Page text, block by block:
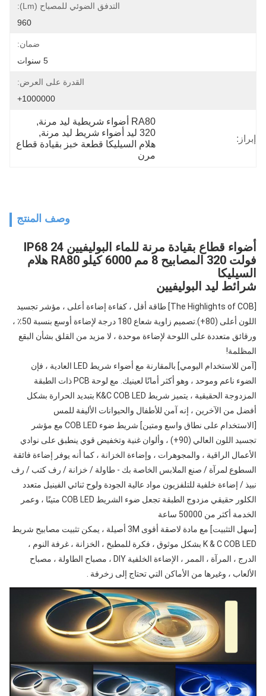
التدفق الضوئي للمصباح (lm):
960
ضمان:
5 سنوات
القدرة على العرض:
1000000+
إبراز:
RA80 أضواء شريطية ليد مرنة
,
320 ليد أضواء شريط ليد مرنة
,
هلام السيليكا قطعة خبز بقيادة قطاع
مرن
وصف المنتج
أضواء قطاع بقيادة مرنة للماء البوليفيين IP68 24
فولت 320 المصابيح 8 مم 6000 كيلو RA80 هلام
السيليكا
شرائط ليد البوليفيين
[The Highlights of COB] طاقة أقل ، كفاءة إضاءة أعلى ، مؤشر تجسيد
ورقائق متعددة على اللوحة لإضاءة موحدة ، لا مزيد من القلق بشأن البقع
المظلمة!
[آمن للاستخدام اليومي] بالمقارنة مع أضواء شريط LED العادية ، فإن
الضوء ناعم وموحد ، وهو أكثر أمانًا لعينيك. مع لوحة PCB ذات الطبقة
أفضل من الآخرين ، إنه آمن للأطفال والحيوانات الأليفة للمس
[الاستخدام على نطاق واسع ومتين] شريط ضوء COB LED مع مؤشر
تجسيد اللون العالي (90+) ، وألوان غنية وتخفيض قوي ينطبق على نوادي
الأعمال الراقية ، والمجوهرات ، وإضاءة الخزانة ، كما أنه يوفر إضاءة فائقة
نبيذ / إضاءة خلفية للتلفزيون مواد عالية الجودة ولوح ثنائي الفينيل متعدد
الكلور حقيقي مزدوج الطبقة تجعل ضوء الشريط COB LED متينًا ، وعمر
الخدمة أكثر من 50000 ساعة
[سهل التثبيت] مع مادة لاصقة أقوى 3M أصيلة ، يمكن تثبيت مصابيح شريط
الدرج ، المرآة ، الممر ، الإضاءة الخلفية DIY ، مصباح الطاولة ، مصباح
الألعاب ، وغيرها من الأماكن التي تحتاج إلى زخرفة .